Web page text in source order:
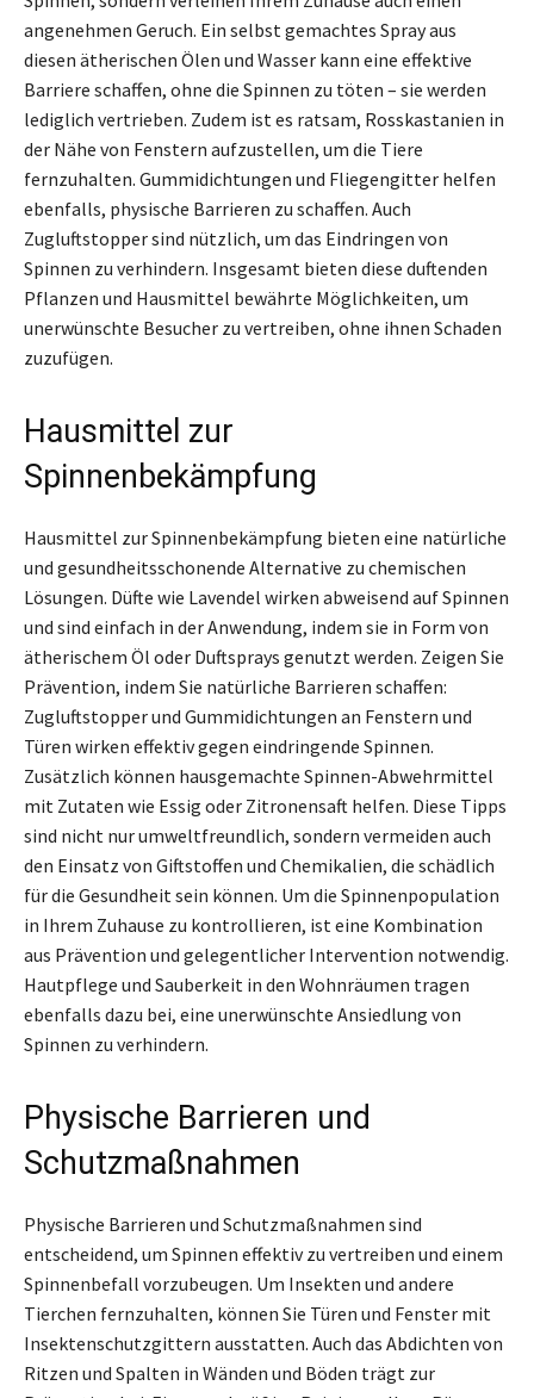
angenehmen Geruch. Ein selbst gemachtes Spray aus
diesen ätherischen Ölen und Wasser kann eine effektive
Barriere schaffen, ohne die Spinnen zu töten – sie werden
lediglich vertrieben. Zudem ist es ratsam, Rosskastanien in
der Nähe von Fenstern aufzustellen, um die Tiere
fernzuhalten. Gummidichtungen und Fliegengitter helfen
ebenfalls, physische Barrieren zu schaffen. Auch
Zugluftstopper sind nützlich, um das Eindringen von
Spinnen zu verhindern. Insgesamt bieten diese duftenden
Pflanzen und Hausmittel bewährte Möglichkeiten, um
unerwünschte Besucher zu vertreiben, ohne ihnen Schaden
zuzufügen.
Hausmittel zur
Spinnenbekämpfung
Hausmittel zur Spinnenbekämpfung bieten eine natürliche
und gesundheitsschonende Alternative zu chemischen
Lösungen. Düfte wie Lavendel wirken abweisend auf Spinnen
und sind einfach in der Anwendung, indem sie in Form von
ätherischem Öl oder Duftsprays genutzt werden. Zeigen Sie
Prävention, indem Sie natürliche Barrieren schaffen:
Zugluftstopper und Gummidichtungen an Fenstern und
Türen wirken effektiv gegen eindringende Spinnen.
Zusätzlich können hausgemachte Spinnen-Abwehrmittel
mit Zutaten wie Essig oder Zitronensaft helfen. Diese Tipps
sind nicht nur umweltfreundlich, sondern vermeiden auch
den Einsatz von Giftstoffen und Chemikalien, die schädlich
für die Gesundheit sein können. Um die Spinnenpopulation
in Ihrem Zuhause zu kontrollieren, ist eine Kombination
aus Prävention und gelegentlicher Intervention notwendig.
Hautpflege und Sauberkeit in den Wohnräumen tragen
ebenfalls dazu bei, eine unerwünschte Ansiedlung von
Spinnen zu verhindern.
Physische Barrieren und
Schutzmaßnahmen
Physische Barrieren und Schutzmaßnahmen sind
entscheidend, um Spinnen effektiv zu vertreiben und einem
Spinnenbefall vorzubeugen. Um Insekten und andere
Tierchen fernzuhalten, können Sie Türen und Fenster mit
Insektenschutzgittern ausstatten. Auch das Abdichten von
Ritzen und Spalten in Wänden und Böden trägt zur